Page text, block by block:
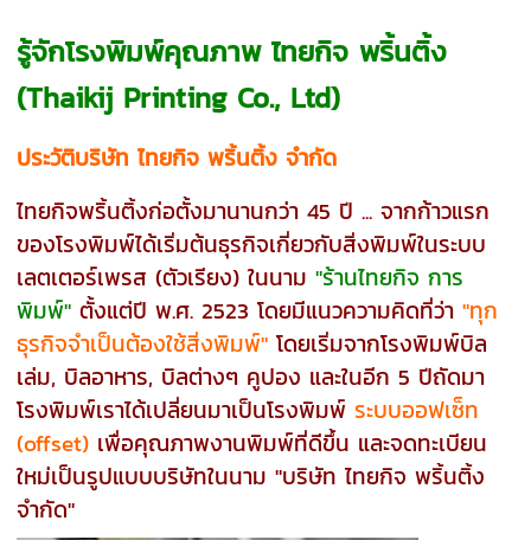
รู้จักโรงพิมพ์คุณภาพ ไทยกิจ พริ้นติ้ง
(Thaikij Printing Co., Ltd)
ประวัติบริษัท ไทยกิจ พริ้นติ้งจำกัด
ไทยกิจพริ้นติ้งก่อตั้งมานานกว่า 45 ปี ... จากก้าวแรก
ของโรงพิมพ์ได้เริ่มต้นธุรกิจเกี่ยวกับสิ่งพิมพ์ในระบบ
เลตเตอร์เพรส (ตัวเรียง) ในนาม"ร้านไทยกิจ การ
พิมพ์" ตั้งแต่ปี พ.ศ. 2523 โดยมีแนวความคิดที่ว่า"ทุก
ธุรกิจจำเป็นต้องใช้สิ่งพิมพ์"โดยเริ่มจากโรงพิมพ์บิล
เล่ม, บิลอาหาร, บิลต่างๆ คูปอง และในอีก 5 ปีถัดมา
โรงพิมพ์เราได้เปลี่ยนมาเป็นโรงพิมพ์ระบบออฟเซ็ท
(offset) เพื่อคุณภาพงานพิมพ์ที่ดีขึ้น และจดทะเบียน
ใหม่เป็นรูปแบบบริษัทในนาม "บริษัท ไทยกิจ พริ้นติ้ง
จำกัด"